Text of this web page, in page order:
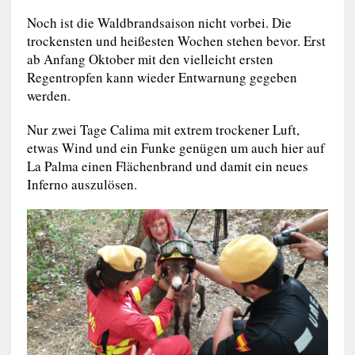
Noch ist die Waldbrandsaison nicht vorbei. Die
trockensten und heißesten Wochen stehen bevor. Erst
ab Anfang Oktober mit den vielleicht ersten
Regentropfen kann wieder Entwarnung gegeben
werden.
Nur zwei Tage Calima mit extrem trockener Luft,
etwas Wind und ein Funke genügen um auch hier auf
La Palma einen Flächenbrand und damit ein neues
Inferno auszulösen.